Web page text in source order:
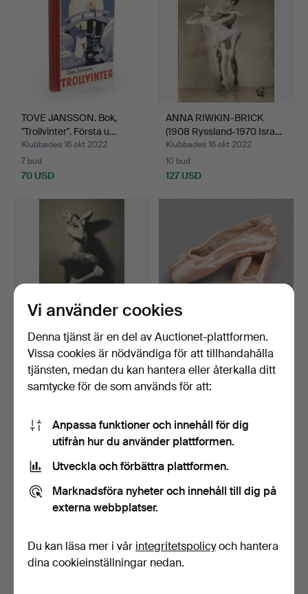
TOVE JANSSON. Bok,
"Trollvinter". Första u…
Klubbades 16 okt 2022
7 bud
70 USD
ANNA RIWKIN-BRICK
(1908 Ryssland-1970 Isra…
Klubbades 16 okt 2022
10 bud
127 USD
ANNA RIWKIN-BRICK
(1908 Ryssland-1970 Isra…
Klubbades 16 okt 2022
9 bud
ANNA RIWKIN-BRICK
(1908 Ryssland-1970 Isra…
Klubbades 16 okt 2022
7 bud
Vi använder cookies
Denna tjänst är en del av Auctionet-plattformen.
Vissa cookies är nödvändiga för att tillhandahålla
tjänsten, medan du kan hantera eller återkalla ditt
samtycke för de som används för att:
Anpassa funktioner och innehåll för dig
utifrån hur du använder plattformen.
Utveckla och förbättra plattformen.
Marknadsföra nyheter och innehåll till dig på
externa webbplatser.
Du kan läsa mer i vår integritetspolicyoch hantera
dina cookieinställningar nedan.